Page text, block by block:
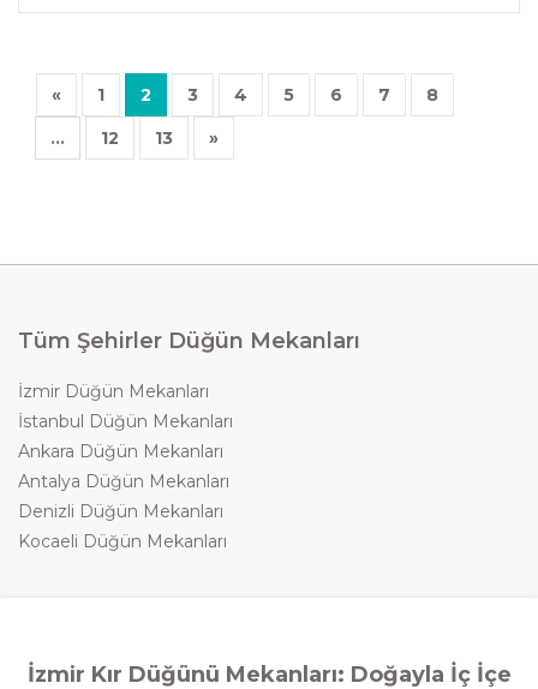
« 1 2 3 4 5 6 7
8
...
12 13 »
Tüm Şehirler Düğün Mekanları
İzmir Düğün Mekanları
İstanbul Düğün Mekanları
Ankara Düğün Mekanları
Antalya Düğün Mekanları
Denizli Düğün Mekanları
Kocaeli Düğün Mekanları
İzmir Kır Düğünü Mekanları: Doğayla İç İçe